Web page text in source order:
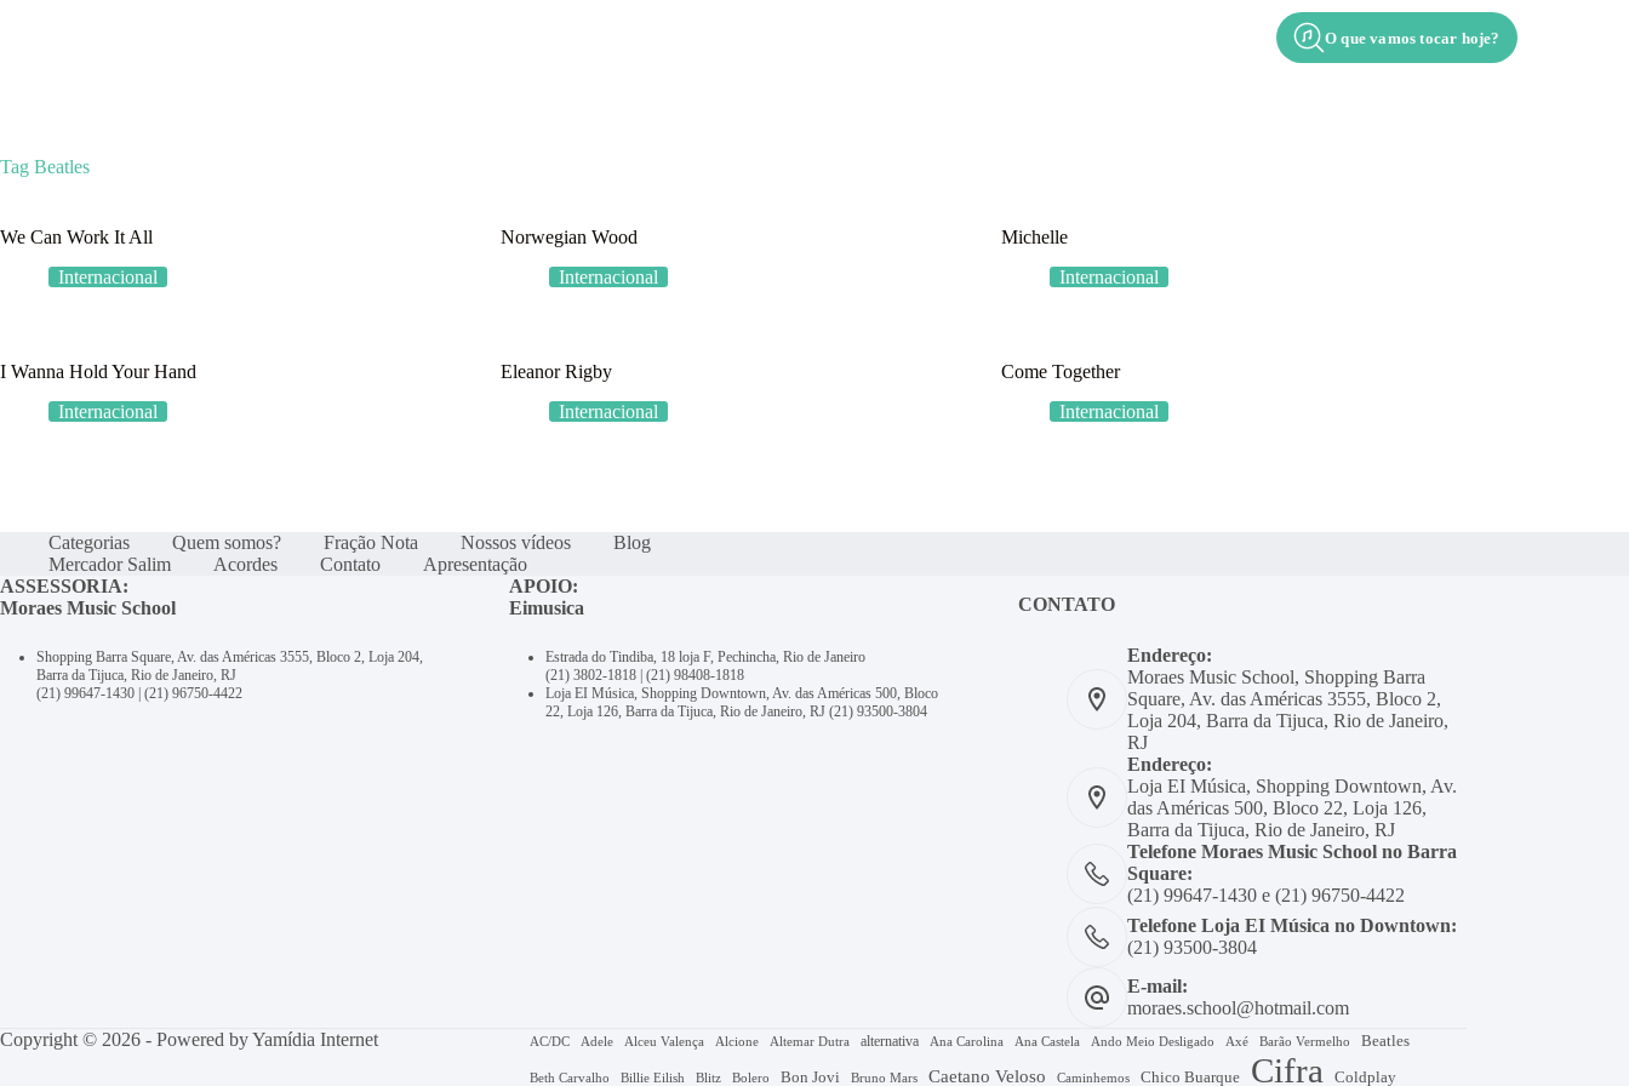
O que vamos tocar hoje?
Tag Beatles
We Can Work It All
Internacional
Norwegian Wood
Internacional
Michelle
Internacional
I Wanna Hold Your Hand
Internacional
Eleanor Rigby
Internacional
Come Together
Internacional
Categorias Quem somos? Fração Nota Nossos vídeos
Blog
Mercador Salim
Acordes Contato
Apresentação
ASSESSORIA:
Moraes Music School
Shopping Barra Square, Av. das Américas 3555, Bloco 2, Loja 204,
Barra da Tijuca, Rio de Janeiro, RJ
(21) 99647-1430 | (21) 96750-4422
APOIO:
Eimusica
Estrada do Tindiba, 18 loja F, Pechincha, Rio de Janeiro
(21) 3802-1818| (21) 98408-1818
Loja EI Música, Shopping Downtown, Av. das Américas 500, Bloco
22, Loja 126, Barra da Tijuca, Rio de Janeiro, RJ (21) 93500-3804
CONTATO
Endereço:
Moraes Music School, Shopping Barra
Square, Av. das Américas 3555, Bloco 2,
Loja 204, Barra da Tijuca, Rio de Janeiro,
RJ
Endereço:
Loja EI Música, Shopping Downtown, Av.
das Américas 500, Bloco 22, Loja 126,
Barra da Tijuca, Rio de Janeiro, RJ
Telefone Moraes Music School no Barra
Square:
(21) 99647-1430 e (21) 96750-4422
Telefone Loja EI Música no Downtown:
(21) 93500-3804
E-mail:
moraes.school@hotmail.com
Copyright © 2026 - Powered byYamídia Internet AC/DC Adele Alceu Valença Alcione Altemar Dutra alternativa Ana Carolina Ana Castela Ando Meio Desligado Axé Barão Vermelho Beatles
Beth Carvalho Billie Eilish Blitz Bolero Bon Jovi Bruno Mars Caetano Veloso Caminhemos Chico Buarque Cifra Coldplay